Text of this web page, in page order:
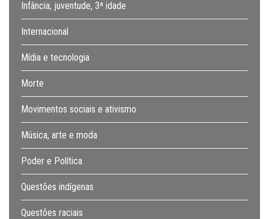
Infância, juventude, 3ª idade
Internacional
Mídia e tecnologia
Morte
Movimentos sociais e ativismo
Música, arte e moda
Poder e Política
Questões indígenas
Questões raciais